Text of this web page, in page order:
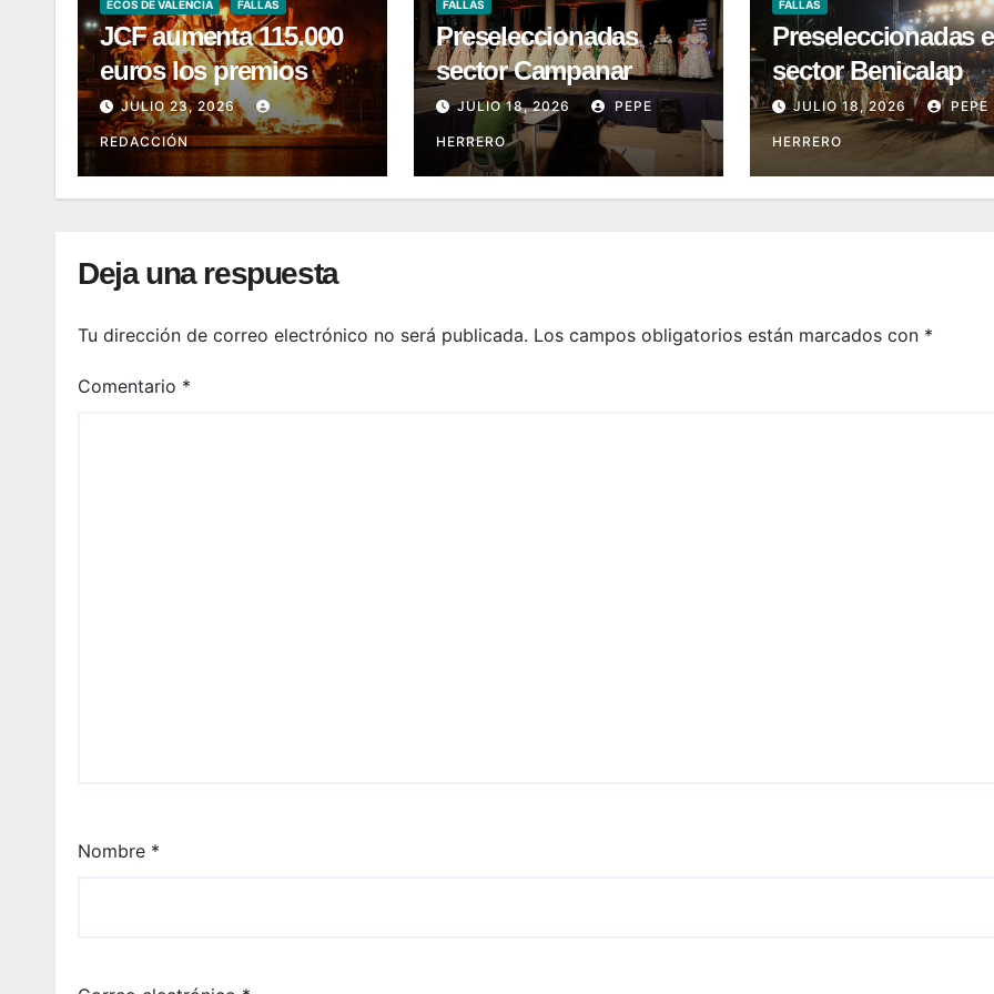
ECOS DE VALENCIA FALLAS
JCF aumenta 115.000
euros los premios
JULIO 23, 2026
REDACCIÓN
FALLAS
Preseleccionadas
sector Campanar
JULIO 18, 2026 PEPE
HERRERO
FALLAS
Preseleccionadas
sector Benicalap
JULIO 18, 2026 PEPE
HERRERO
Deja una respuesta
Tu dirección de correo electrónico no será publicada. Los campos obligatorios están marcados con *
Comentario *
Nombre *